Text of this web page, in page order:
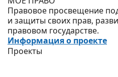
Правовое просвещение
и защиты своих прав,
правовом государстве.
Информация о проекте
Проекты